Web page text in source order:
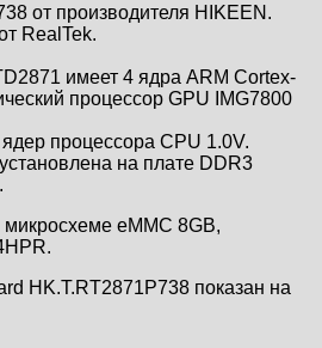
от производителя HIKEEN.
RealTek.
имеет 4 ядра ARM Cortex-
процессор GPU IMG7800
процессора CPU 1.0V.
на плате DDR3
eMMC 8GB,
HK.T.RT2871P738 показан на